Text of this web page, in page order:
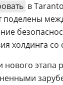
в
поделены
холдинга
этапа